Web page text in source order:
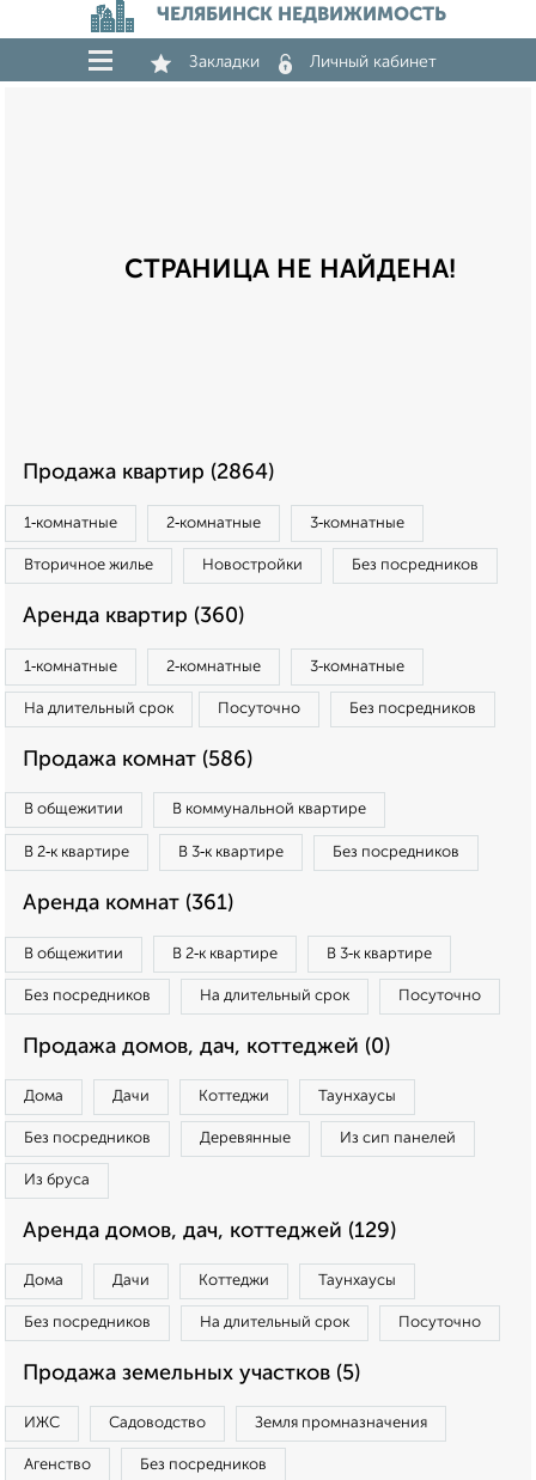
ЧЕЛЯБИНСК НЕДВИЖИМОСТЬ
Закладки Личный кабинет
СТРАНИЦА НЕ НАЙДЕНА!
Продажа квартир (2864)
1‑комнатные 2‑комнатные 3‑комнатные
Вторичное жилье Новостройки Без посредников
Аренда квартир (360)
1‑комнатные 2‑комнатные 3‑комнатные
На длительный срок Посуточно Без посредников
Продажа комнат (586)
В общежитии В коммунальной квартире
В 2‑к квартире В 3‑к квартире Без посредников
Аренда комнат (361)
В общежитии В 2‑к квартире В 3‑к квартире
Без посредников На длительный срок Посуточно
Продажа домов, дач, коттеджей (0)
Дома Дачи Коттеджи Таунхаусы
Без посредников Деревянные Из сип панелей
Из бруса
Аренда домов, дач, коттеджей (129)
Дома Дачи Коттеджи Таунхаусы
Без посредников На длительный срок Посуточно
Продажа земельных участков (5)
ИЖС Садоводство Земля промназначения
Агенство Без посредников